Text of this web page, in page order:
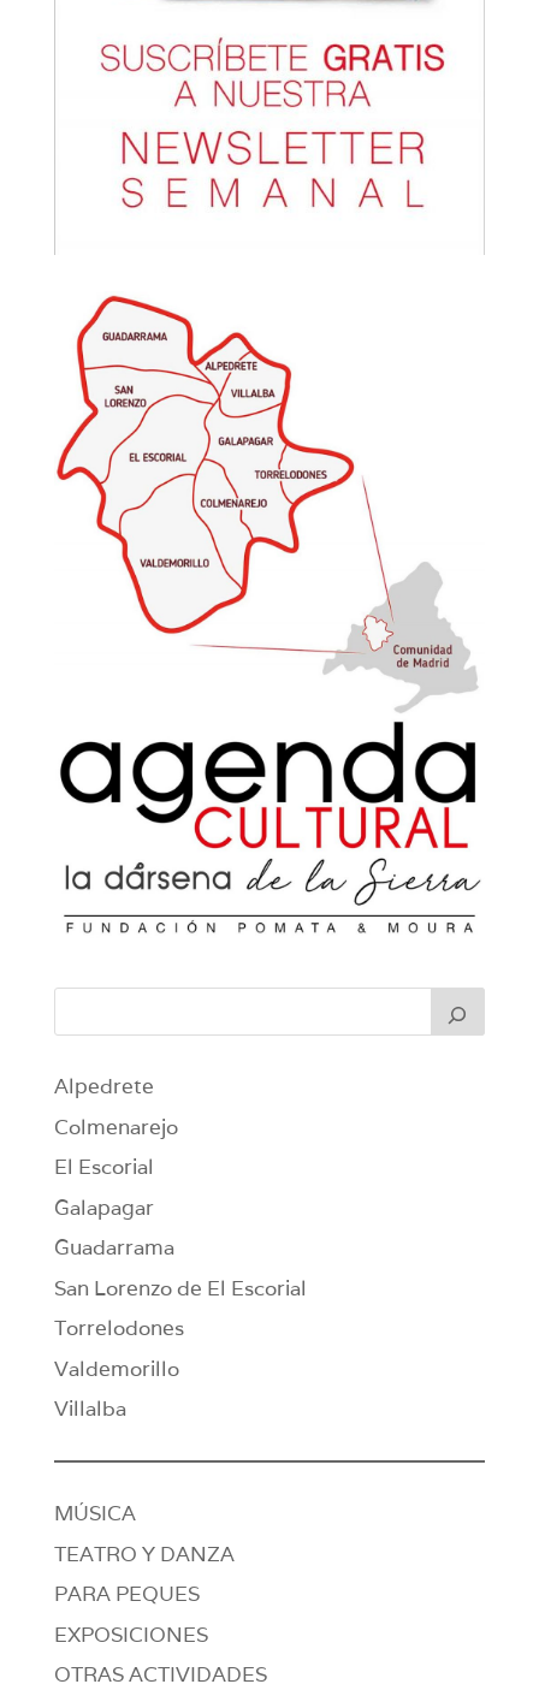
Alpedrete
Colmenarejo
El Escorial
Galapagar
Guadarrama
San Lorenzo de El Escorial
Torrelodones
Valdemorillo
Villalba
MÚSICA
TEATRO Y DANZA
PARA PEQUES
EXPOSICIONES
OTRAS ACTIVIDADES